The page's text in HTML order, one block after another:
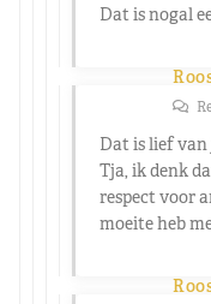
Dat is nogal
Dat is lief van
Tja, ik denk
respect voor
moeite heb